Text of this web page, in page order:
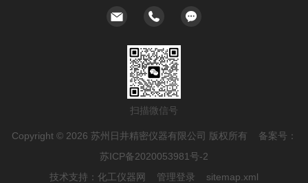
扫描微信号
Copyright © 2026 苏州日井精密仪器有限公司 版权所有 备案号：
苏ICP备2020053981号-2
技术支持： 化工仪器网 管理登录 sitemap.xml